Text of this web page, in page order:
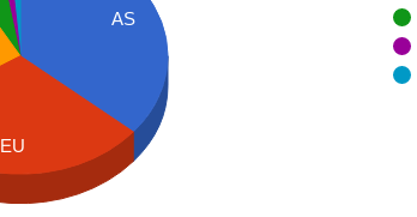
AS
EU